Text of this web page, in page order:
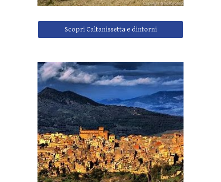
Scopri Caltanissetta e dintorni